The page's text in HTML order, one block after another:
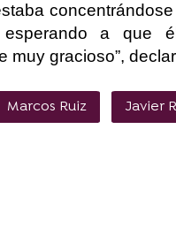
concentrándose
a que
muy gracioso”,
Marcos Ruiz Javier